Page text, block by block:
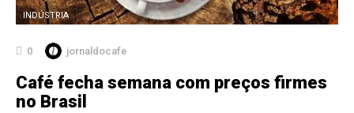
INDÚSTRIA
0 jornaldocafe
Café fecha semana com preços firmes
no Brasil